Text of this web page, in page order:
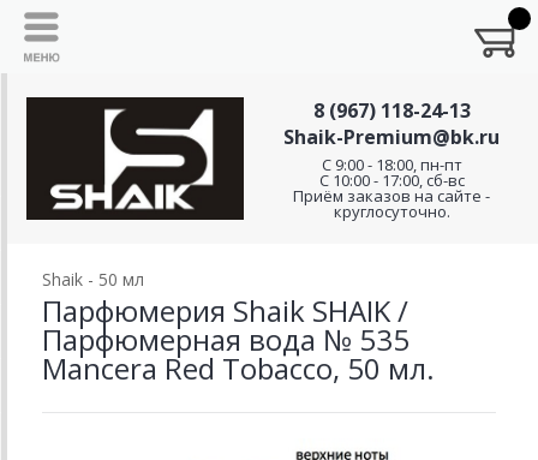
8 (967) 118-24-13
Shaik-Premium@bk.ru
C 9:00 - 18:00, пн-пт
С 10:00 - 17:00, сб-вс
Приём заказов на сайте -
круглосуточно.
Shaik - 50 мл
Парфюмерия Shaik SHAIK /
Парфюмерная вода № 535
Mancera Red Tobacco, 50 мл.